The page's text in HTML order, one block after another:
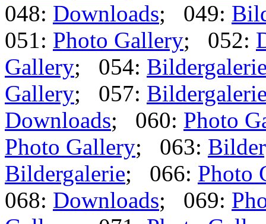
048: Downloads; 049:
051: Photo Gallery; 052:
Gallery; 054:
Gallery; 057:
Downloads; 060: Photo
Photo Gallery; 063:
Bildergalerie; 066: Photo
068: Downloads; 069: